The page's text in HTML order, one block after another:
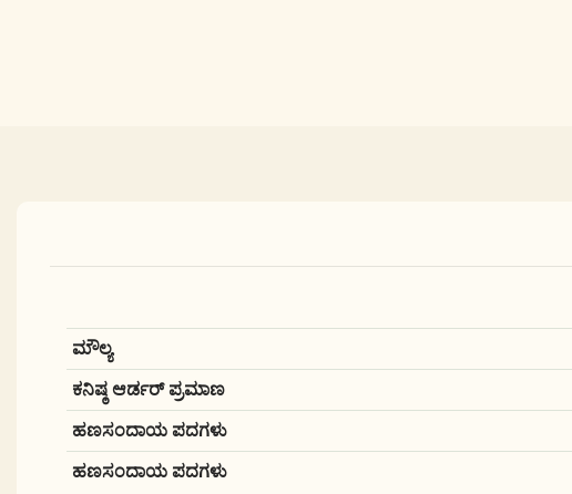
ಮೌಲ್ಯ
ಕನಿಷ್ಠ ಆರ್ಡರ್ ಪ್ರಮಾಣ
ಹಣಸಂದಾಯ ಪದಗಳು
ಹಣಸಂದಾಯ ಪದಗಳು